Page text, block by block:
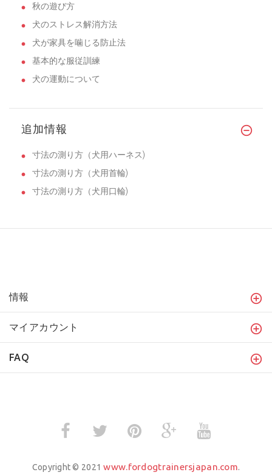
秋の遊び方
犬のストレス解消方法
犬が家具を噛じる防止法
基本的な服従訓練
犬の運動について
追加情報
寸法の測り方（犬用ハーネス)
寸法の測り方（犬用首輪)
寸法の測り方（犬用口輪)
情報
マイアカウント
FAQ
Copyright © 2021www.fordogtrainersjapan.com.